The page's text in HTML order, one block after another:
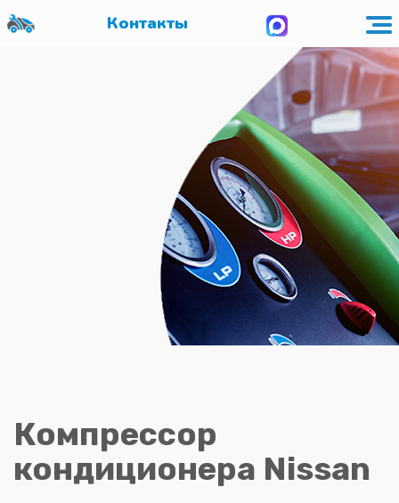
Контакты
Компрессор
кондиционера Nissan